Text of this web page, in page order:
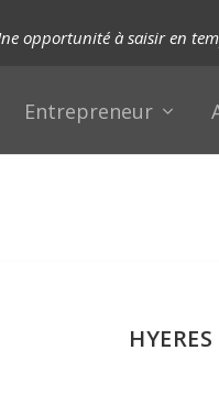
opportunité à saisir en
Entrepreneur